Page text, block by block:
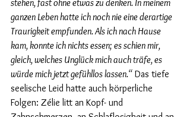
stehen, fast ohne etwas zu denken. In meinem
ganzen Leben hatte ich noch nie eine derartige
Traurigkeit empfunden. Als ich nach Hause
kam, konnte ich nichts essen; es schien mir,
gleich, welches Unglück mich auch träfe, es
würde mich jetzt gefühllos lassen.“ Das tiefe
seelische Leid hatte auch körperliche
Folgen: Zélie litt an Kopf- und